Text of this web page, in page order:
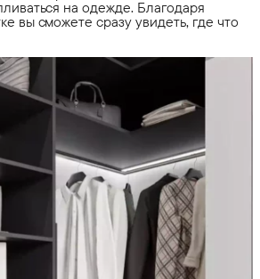
на одежде. Благодаря
вы сможете сразу увидеть, где что